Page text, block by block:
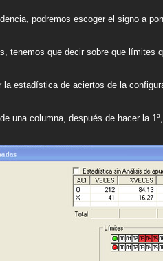
podremos escoger el signo a
tenemos que decir sobre que límites
la estadística de aciertos de la
una columna, después de hacer la